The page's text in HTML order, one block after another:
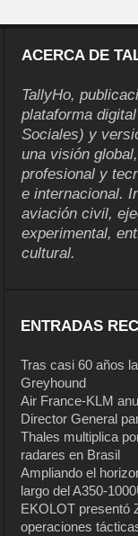
ACERCA DE
TallyHo,
plataforma
Sociales) y
una visión
profesional y
e internacional.
aviación civil,
experimental,
cultural.
ENTRADAS
Tras casi 60 años
Greyhound
Air France-KLM
Director General
Thales multiplica
radares en Brasil
Ampliando el
largo del A350-
EKOLOT presentó
operaciones